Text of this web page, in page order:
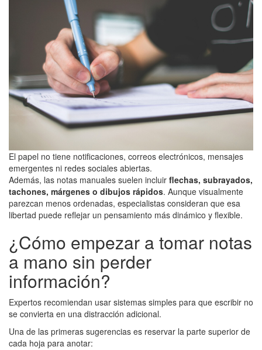
El papel no tiene notificaciones, correos electrónicos, mensajes
emergentes ni redes sociales abiertas.
Además, las notas manuales suelen incluir flechas, subrayados,
tachones, márgenes o dibujos rápidos. Aunque visualmente
parezcan menos ordenadas, especialistas consideran que esa
libertad puede reflejar un pensamiento más dinámico y flexible.
¿Cómo empezar a tomar notas
a mano sin perder
información?
Expertos recomiendan usar sistemas simples para que escribir no
se convierta en una distracción adicional.
Una de las primeras sugerencias es reservar la parte superior de
cada hoja para anotar: